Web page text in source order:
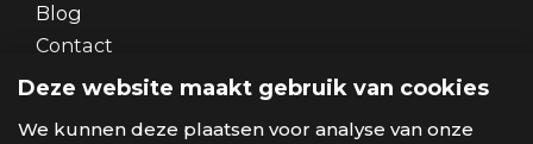
Deze website maakt gebruik van cookies
We kunnen deze plaatsen voor analyse van onze
Blog
Contact
SOCIALS